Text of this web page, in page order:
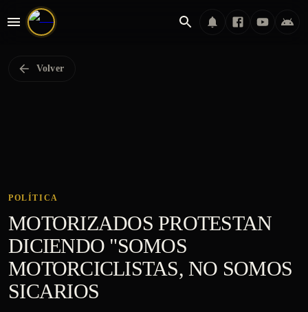
Volver
POLÍTICA
MOTORIZADOS PROTESTAN
DICIENDO "SOMOS
MOTORCICLISTAS, NO SOMOS
SICARIOS